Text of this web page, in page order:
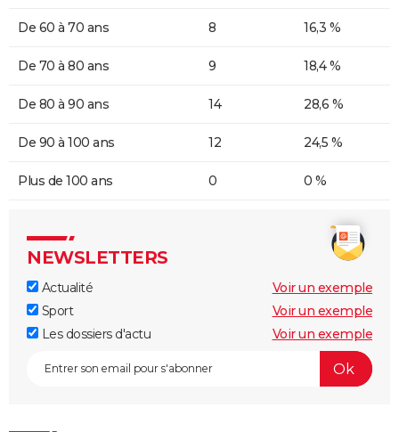
De 60 à 70 ans 8 16,3 %
De 70 à 80 ans 9 18,4 %
De 80 à 90 ans 14 28,6 %
De 90 à 100 ans 12 24,5 %
Plus de 100 ans 0 0 %
NEWSLETTERS
Actualité
Voir un exemple
Sport
Voir un exemple
Les dossiers d'actu
Voir un exemple